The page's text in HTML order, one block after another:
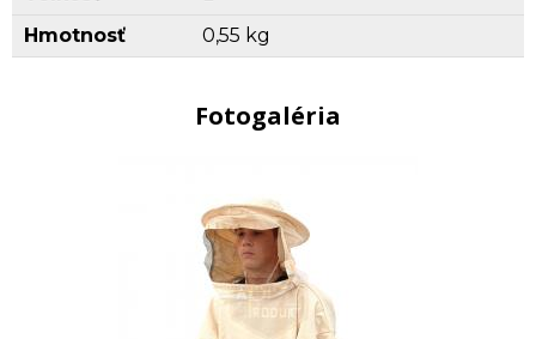
Hmotnosť
0,55 kg
Fotogaléria